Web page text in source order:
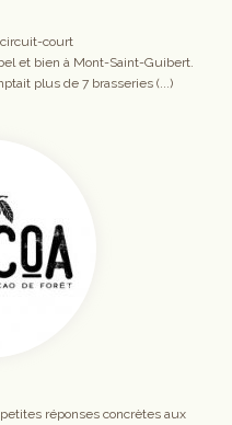
court
et bien à Mont-Saint-Guibert.
plus de 7 brasseries (...)
petites réponses concrètes aux